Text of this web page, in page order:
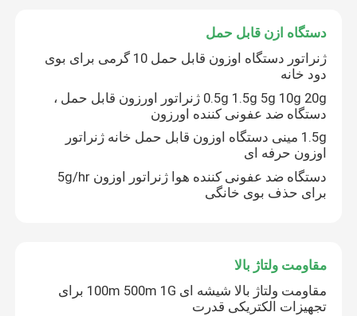
کنترل کیفیت
با ما تماس بگیرید
درخواست نقل قول
روشن کننده های نیترید سیلیکون
دستگاه ازن قابل حمل
ژنراتور دستگاه اوزون قابل حمل 10 گرمی برای بوی
دود خانه
0.5g 1.5g 5g 10g 20g ژنراتور اورزون قابل حمل ،
دستگاه ضد عفونی کننده اورزون
1.5g مینی دستگاه اوزون قابل حمل خانه ژنراتور
اوزون حرفه ای
دستگاه ضد عفونی کننده هوا ژنراتور اوزون 5g/hr
برای حذف بوی خانگی
مقاومت ولتاژ بالا
مقاومت ولتاژ بالا شیشه ای 100m 500m 1G برای
تجهیزات الکتریکی قدرت